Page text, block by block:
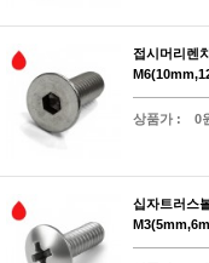
접시머리렌
상품가 : 0
십자트러스